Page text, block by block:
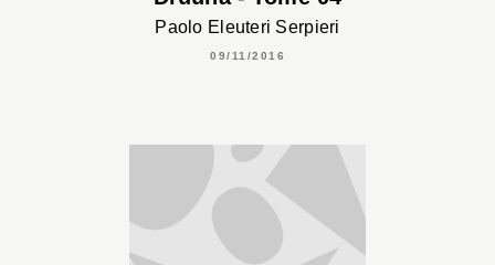
Paolo Eleuteri Serpieri
09/11/2016